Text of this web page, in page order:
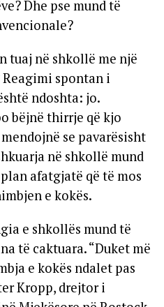
Dhe pse mund të
tuaj në shkollë me një
spontan i
ndoshta: jo.
bëjnë thirrje që kjo
se pavarësisht
në shkollë mund
afatgjatë që të mos
e kokës.
e shkollës mund të
të caktuara. “Duket më
e kokës ndalet pas
Kropp, drejtor i